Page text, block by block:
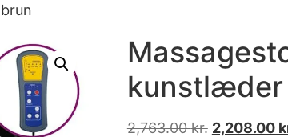
kunstlæder
2,763.00kr. 2,208.00